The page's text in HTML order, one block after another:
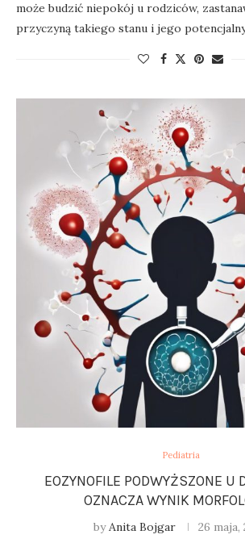
może budzić niepokój u rodziców,
przyczyną takiego stanu i jego
Pediatria
EOZYNOFILE PODWYŻSZONE U
OZNACZA WYNIK
byAnita Bojgar 26 maja,